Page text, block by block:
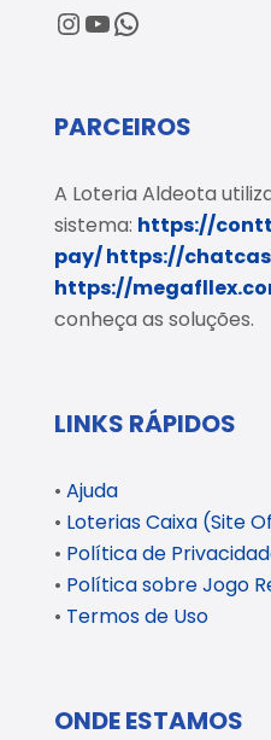
@loteriaaldeota
Central de
PARCEIROS
A Loteria Aldeota
sistema: https://
pay/https://
https://
conheça as soluções.
LINKS RÁPIDOS
• Ajuda
• Loterias Caixa (Site
• Política de
• Política sobre Jogo
• Termos de Uso
ONDE ESTAMOS